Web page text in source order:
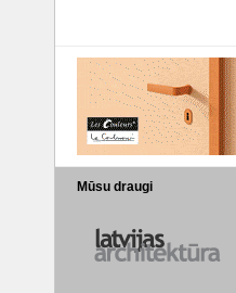
Mūsu draugi